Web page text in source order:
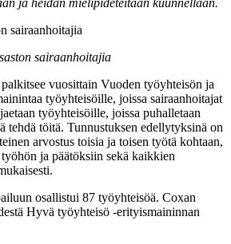
sairaanhoitajia
vuosittain Vuoden työyhteisön ja
työyhteisöille, joissa sairaanhoitajat
työyhteisöille, joissa puhalletaan
tehdä töitä. Tunnustuksen edellytyksinä on
arvostus toisia ja toisen työtä kohtaan,
ja päätöksiin sekä kaikkien
osallistui 87 työyhteisöä. Coxan
Hyvä työyhteisö -erityismaininnan